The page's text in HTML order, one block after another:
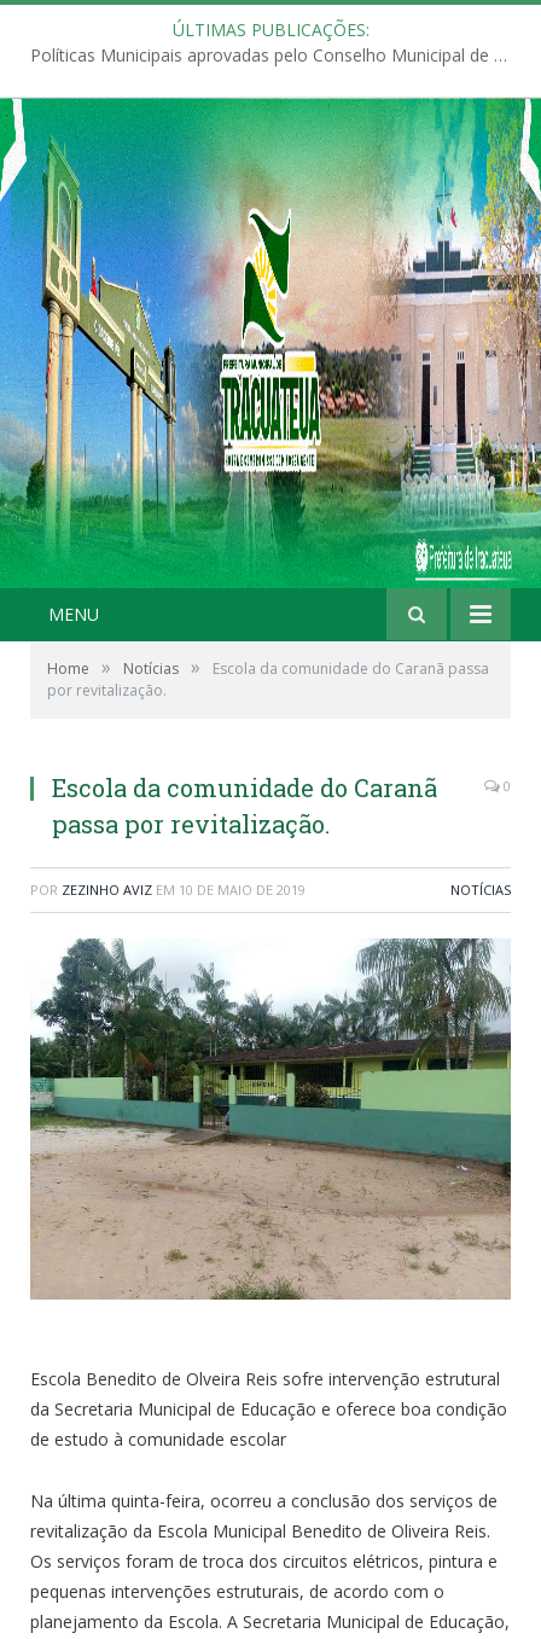
ÚLTIMAS PUBLICAÇÕES:
Políticas Municipais aprovadas pelo Conselho Municipal de Educação (CME)
MENU
Home » Notícias »
Escola da comunidade do Caranã passa
por revitalização.
Escola da comunidade do Caranã
passa por revitalização.
0
POR ZEZINHO AVIZ EM 10 DE MAIO DE 2019 NOTÍCIAS
Escola Benedito de Olveira Reis sofre intervenção estrutural
da Secretaria Municipal de Educação e oferece boa condição
de estudo à comunidade escolar
Na última quinta-feira, ocorreu a conclusão dos serviços de
revitalização da Escola Municipal Benedito de Oliveira Reis.
Os serviços foram de troca dos circuitos elétricos, pintura e
pequenas intervenções estruturais, de acordo com o
planejamento da Escola. A Secretaria Municipal de Educação,